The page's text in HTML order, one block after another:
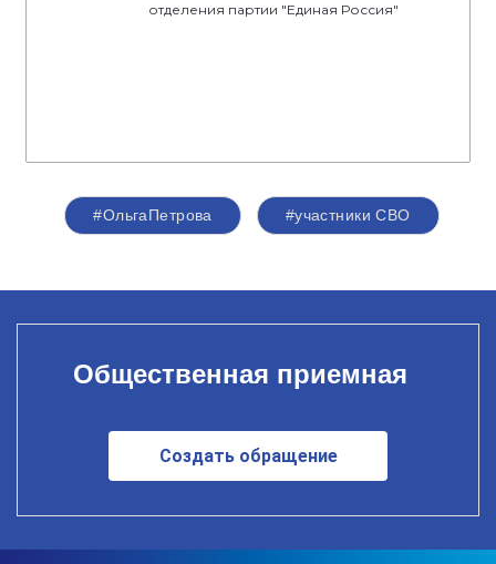
отделения партии "Единая Россия"
#ОльгаПетрова #участники СВО
Общественная приемная
Создать обращение